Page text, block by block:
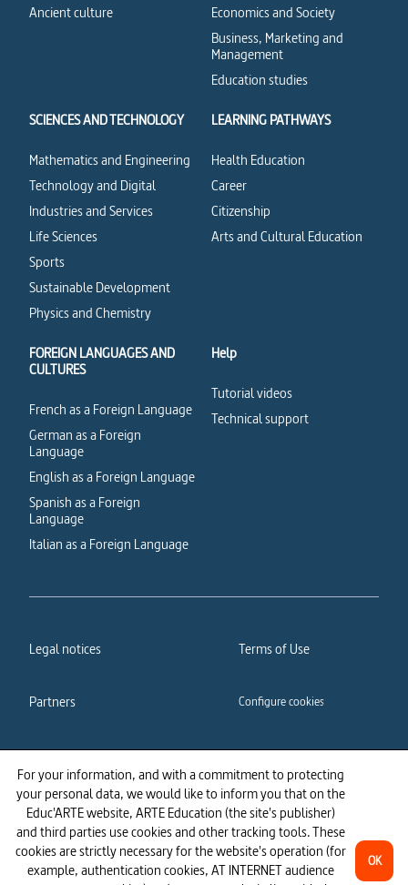
For your information, and with a commitment to protecting
your personal data, we would like to inform you that on the
Educ'ARTE website, ARTE Education (the site's publisher)
and third parties use cookies and other tracking tools. These
cookies are strictly necessary for the website's operation (for
example, authentication cookies, AT INTERNET audience
OK
Ancient culture
Economics and Society
Business, Marketing and
Management
Education studies
SCIENCES AND TECHNOLOGY
Mathematics and Engineering
Technology and Digital
Industries and Services
Life Sciences
Sports
Sustainable Development
Physics and Chemistry
LEARNING PATHWAYS
Health Education
Career
Citizenship
Arts and Cultural Education
FOREIGN LANGUAGES AND
CULTURES
French as a Foreign Language
German as a Foreign
Language
English as a Foreign Language
Spanish as a Foreign
Language
Italian as a Foreign Language
Help
Tutorial videos
Technical support
Legal notices Terms of Use
Partners Configure cookies
Cookies policy Privacy policy
Accessibility: partially
compliant